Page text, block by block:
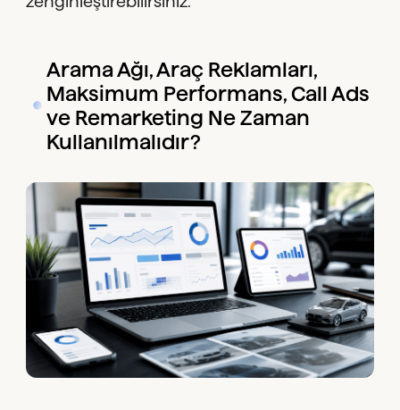
Arama Ağı, Araç Reklamları,
Maksimum Performans, Call Ads
ve Remarketing Ne Zaman
Kullanılmalıdır?